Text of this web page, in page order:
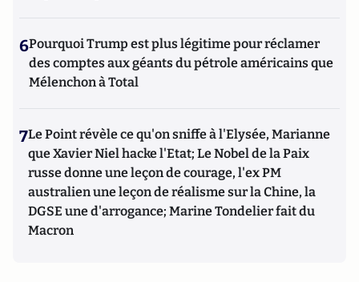
6Pourquoi Trump est plus légitime pour réclamer
des comptes aux géants du pétrole américains que
Mélenchon à Total
7Le Point révèle ce qu'on sniffe à l'Elysée, Marianne
que Xavier Niel hacke l'Etat; Le Nobel de la Paix
russe donne une leçon de courage, l'ex PM
australien une leçon de réalisme sur la Chine, la
DGSE une d'arrogance; Marine Tondelier fait du
Macron